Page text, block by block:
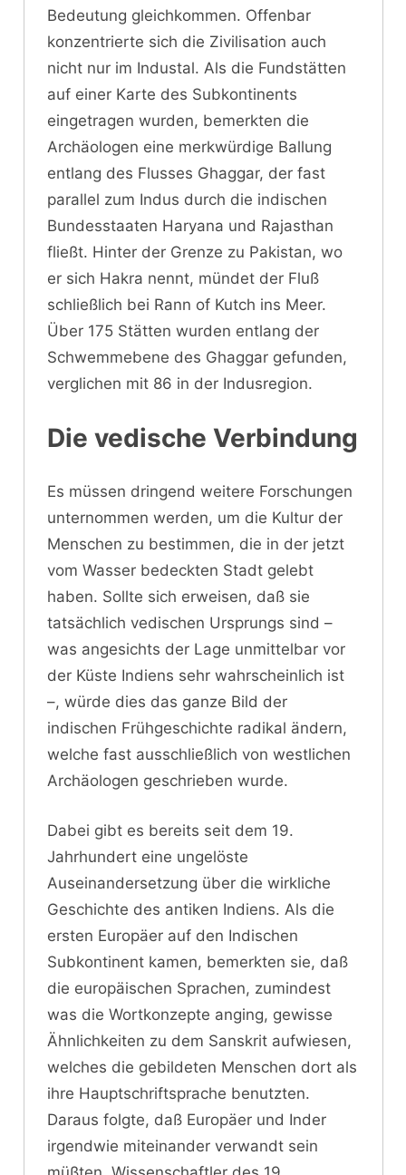
Bedeutung gleichkommen. Offenbar
konzentrierte sich die Zivilisation auch
nicht nur im Industal. Als die Fundstätten
auf einer Karte des Subkontinents
eingetragen wurden, bemerkten die
Archäologen eine merkwürdige Ballung
entlang des Flusses Ghaggar, der fast
parallel zum Indus durch die indischen
Bundesstaaten Haryana und Rajasthan
fließt. Hinter der Grenze zu Pakistan, wo
er sich Hakra nennt, mündet der Fluß
schließlich bei Rann of Kutch ins Meer.
Über 175 Stätten wurden entlang der
Schwemmebene des Ghaggar gefunden,
verglichen mit 86 in der Indusregion.
Die vedische Verbindung
Es müssen dringend weitere Forschungen
unternommen werden, um die Kultur der
Menschen zu bestimmen, die in der jetzt
vom Wasser bedeckten Stadt gelebt
haben. Sollte sich erweisen, daß sie
tatsächlich vedischen Ursprungs sind –
was angesichts der Lage unmittelbar vor
der Küste Indiens sehr wahrscheinlich ist
–, würde dies das ganze Bild der
indischen Frühgeschichte radikal ändern,
welche fast ausschließlich von westlichen
Archäologen geschrieben wurde.
Dabei gibt es bereits seit dem 19.
Jahrhundert eine ungelöste
Auseinandersetzung über die wirkliche
Geschichte des antiken Indiens. Als die
ersten Europäer auf den Indischen
Subkontinent kamen, bemerkten sie, daß
die europäischen Sprachen, zumindest
was die Wortkonzepte anging, gewisse
Ähnlichkeiten zu dem Sanskrit aufwiesen,
welches die gebildeten Menschen dort als
ihre Hauptschriftsprache benutzten.
Daraus folgte, daß Europäer und Inder
irgendwie miteinander verwandt sein